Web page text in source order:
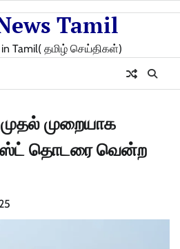
Tamil
in Tamil( தமிழ் செய்திகள்)
முறையாக
தொடரை வென்ற